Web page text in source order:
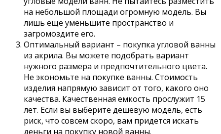
на небольшой площади огромную модель. Вы
лишь еще уменьшите пространство и
загромоздите его.
Оптимальный вариант – покупка угловой ванны
из акрила. Вы можете подобрать вариант
нужного размера и предпочтительного цвета.
Не экономьте на покупке ванны. Стоимость
изделия напрямую зависит от того, какого оно
качества. Качественная емкость прослужит 15
лет. Если вы выберите дешевую модель, есть
риск, что совсем скоро, вам придется искать
деньги на покупку новой ванны.